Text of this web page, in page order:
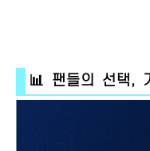
📊 팬들의 선택,